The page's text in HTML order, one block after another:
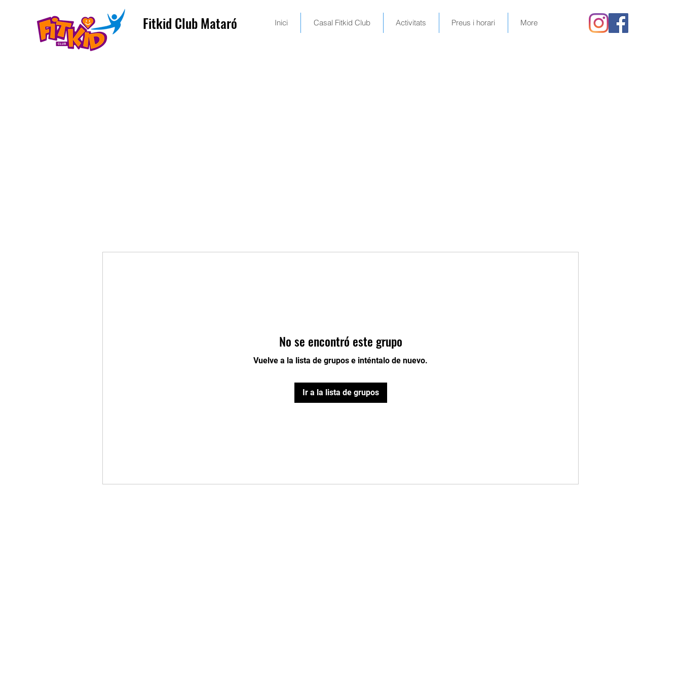
Inici Casal Fitkid Club Activitats Preus i horari More
Fitkid Club Mataró
No se encontró este grupo
Vuelve a la lista de grupos e inténtalo de nuevo.
Ir a la lista de grupos